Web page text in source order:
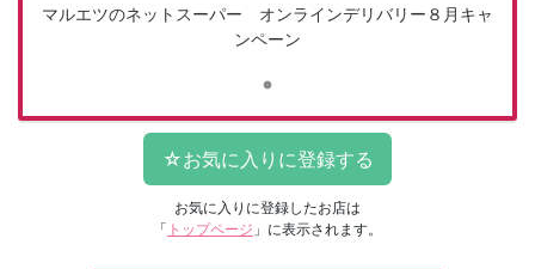
マルエツのネットスーパー オンラインデリバリー８月キャ
ンペーン
お気に入りに登録したお店は
「 トップページ 」に表示されます。